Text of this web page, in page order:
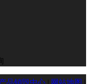
品销毁中心 | 网站地图 |